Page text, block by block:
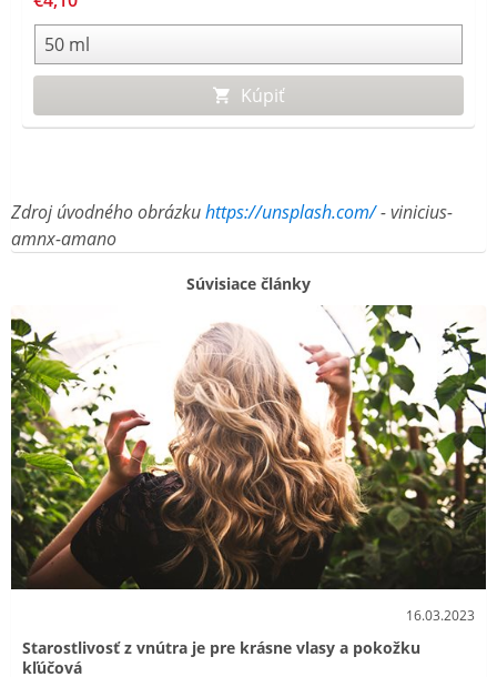
Kúpiť
Zdroj úvodného obrázkuhttps://unsplash.com/- vinicius-
amnx-amano
Súvisiace články
16.03.2023
Starostlivosť z vnútra je pre krásne vlasy a pokožku
kľúčová